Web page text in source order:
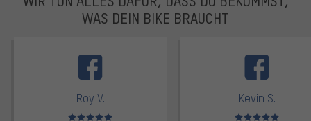
WAS DEIN BIKE BRAUCHT
Roy V.
Bewertungen: 5 von 5
Kevin S.
Bewertungen: 5 von 5